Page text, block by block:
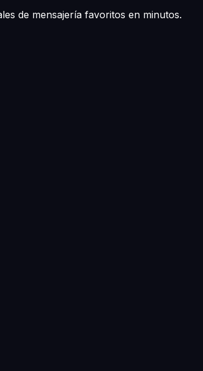
de mensajería favoritos en minutos.